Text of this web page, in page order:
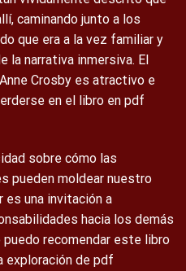
caminando junto a los
que era a la vez familiar y
la narrativa inmersiva. El
Crosby es atractivo e
en el libro en pdf
sobre cómo las
pueden moldear nuestro
es una invitación a
hacia los demás
recomendar este libro
exploración de pdf